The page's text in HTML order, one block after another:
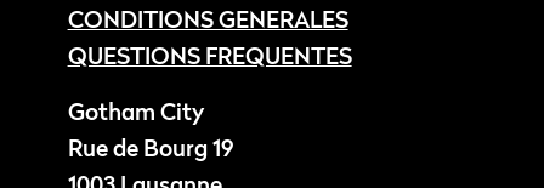
CONDITIONS GENERALES
QUESTIONS FREQUENTES
Gotham City
Rue de Bourg 19